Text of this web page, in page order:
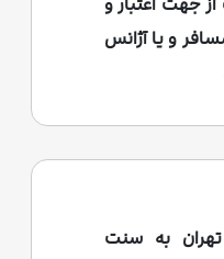
باغ الکساندر-
بازدید از مجسمه
وزارت امور خارجه
خرید از مغازه سوغاتی
خرید در مرکز
تورآپشنال ( سیرک
و یا آژانس
به سنت